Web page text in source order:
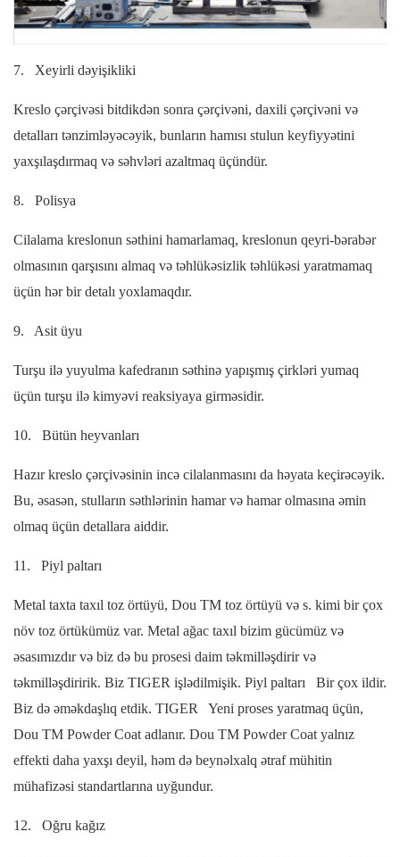
7. Xeyirli dəyişikliki
Kreslo çərçivəsi bitdikdən sonra çərçivəni, daxili çərçivəni və
detalları tənzimləyəcəyik, bunların hamısı stulun keyfiyyətini
yaxşılaşdırmaq və səhvləri azaltmaq üçündür.
8. Polisya
Cilalama kreslonun səthini hamarlamaq, kreslonun qeyri-bərabər
olmasının qarşısını almaq və təhlükəsizlik təhlükəsi yaratmamaq
üçün hər bir detalı yoxlamaqdır.
9. Asit üyu
Turşu ilə yuyulma kafedranın səthinə yapışmış çirkləri yumaq
üçün turşu ilə kimyəvi reaksiyaya girməsidir.
10. Bütün heyvanları
Hazır kreslo çərçivəsinin incə cilalanmasını da həyata keçirəcəyik.
Bu, əsasən, stulların səthlərinin hamar və hamar olmasına əmin
olmaq üçün detallara aiddir.
11. Piyl paltarı
Metal taxta taxıl toz örtüyü, Dou TM toz örtüyü və s. kimi bir çox
növ toz örtükümüz var. Metal ağac taxıl bizim gücümüz və
əsasımızdır və biz də bu prosesi daim təkmilləşdirir və
təkmilləşdiririk. Biz TIGER işlədilmişik. Piyl paltarı
Bir çox ildir.
Biz də əməkdaşlıq etdik. TIGER
Yeni proses yaratmaq üçün,
Dou TM Powder Coat adlanır. Dou TM Powder Coat yalnız
effekti daha yaxşı deyil, həm də beynəlxalq ətraf mühitin
mühafizəsi standartlarına uyğundur.
12. Oğru kağız